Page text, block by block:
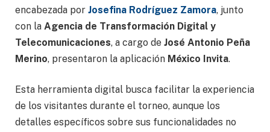
encabezada por Josefina Rodríguez Zamora, junto
con la Agencia de Transformación Digital y
Telecomunicaciones, a cargo de José Antonio Peña
Merino, presentaron la aplicación México Invita.
Esta herramienta digital busca facilitar la experiencia
de los visitantes durante el torneo, aunque los
detalles específicos sobre sus funcionalidades no